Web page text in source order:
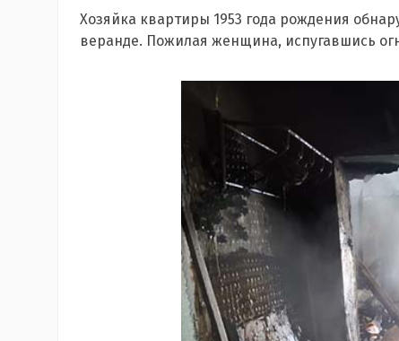
Хозяйка квартиры 1953 года рождения
веранде. Пожилая женщина, испугавшись